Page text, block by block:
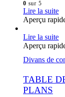
0 sur 5
Lire la suite
Aperçu
Lire la suite
Aperçu
Divans de
TABLE
PLANS